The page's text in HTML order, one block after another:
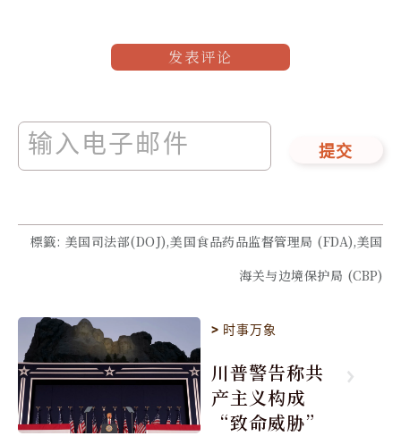
发表评论
提交
標籤: 美国司法部(DOJ),美国食品药品监督管理局 (FDA),美国
海关与边境保护局 (CBP)
> 时事万象
川普警告称共
产主义构成
“致命威胁”